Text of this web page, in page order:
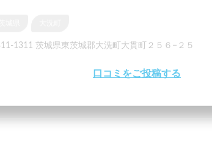
1311 茨城県東茨城郡大洗町大貫町２５６−２５
口コミをご投稿する